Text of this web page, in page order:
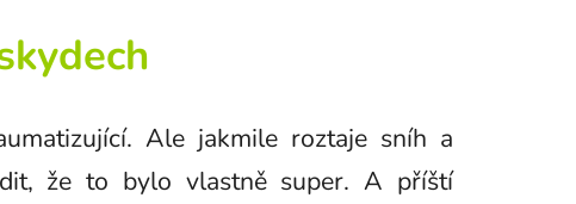
Ale jakmile roztaje sníh a
že to bylo vlastně super.A příští